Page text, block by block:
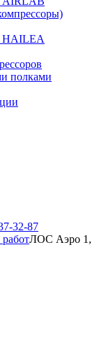
HAILEA
полками
32-87
ЛОС Аэро 1,